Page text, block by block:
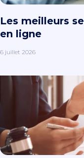
Les meilleurs
en ligne
6 juillet 2026